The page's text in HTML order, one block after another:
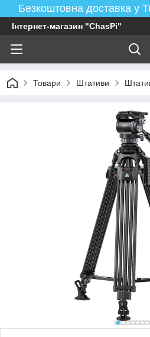
Безкоштовна доставка у
Інтернет-магазин "ChasPi"
Товари Штативи